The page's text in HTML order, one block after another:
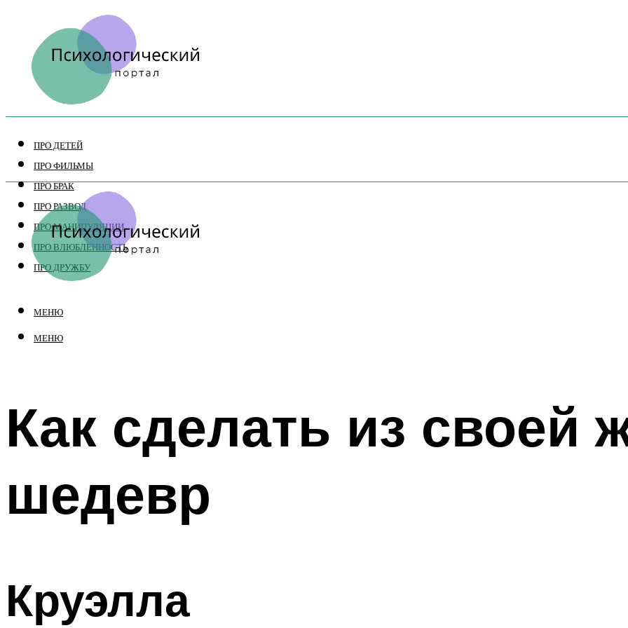
ПРО ДЕТЕЙ
ПРО ФИЛЬМЫ
ПРО БРАК
ПРО РАЗВОД
ПРО МАНИПУЛЯЦИИ
ПРО ВЛЮБЛЕННОСТЬ
ПРО ДРУЖБУ
МЕНЮ
МЕНЮ
Как сделать из своей
шедевр
Круэлла